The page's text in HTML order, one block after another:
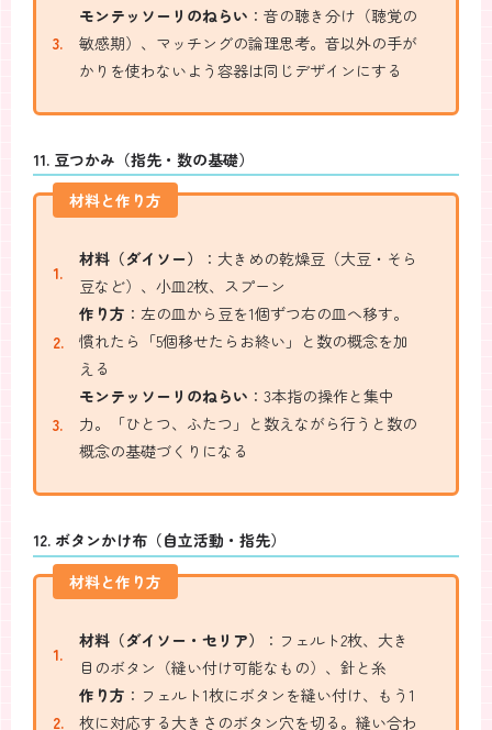
モンテッソーリのねらい ：音の聴き分け（聴覚の
敏感期）、マッチングの論理思考。音以外の手が
かりを使わないよう容器は同じデザインにする
11. 豆つかみ（指先・数の基礎）
材料と作り方
材料（ダイソー）
：大きめの乾燥豆（大豆・そら
豆など）、小皿2枚、スプーン
作り方 ：左の皿から豆を1個ずつ右の皿へ移す。
慣れたら「5個移せたらお終い」と数の概念を加
える
モンテッソーリのねらい ：3本指の操作と集中
力。「ひとつ、ふたつ」と数えながら行うと数の
概念の基礎づくりになる
12. ボタンかけ布（自立活動・指先）
材料と作り方
材料（ダイソー・セリア）
：フェルト2枚、大き
目のボタン（縫い付け可能なもの）、針と糸
作り方 ：フェルト1枚にボタンを縫い付け、もう1
枚に対応する大きさのボタン穴を切る。縫い合わ